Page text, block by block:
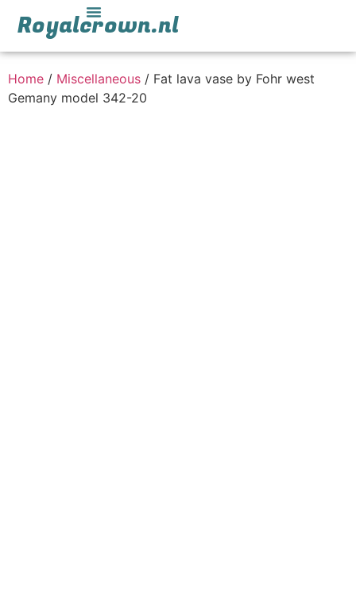
Royalcrown.nl
Home / Miscellaneous / Fat lava vase by Fohr west
Gemany model 342-20